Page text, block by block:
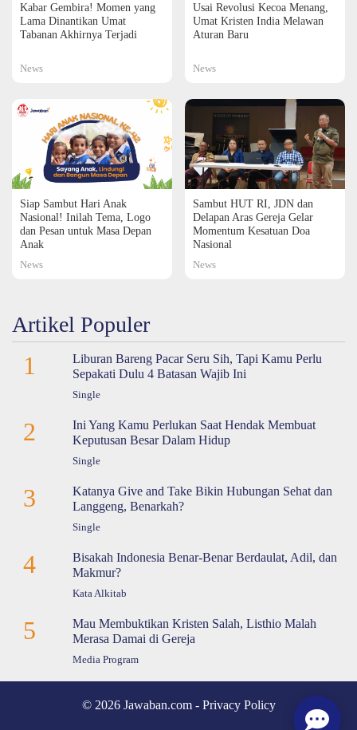
Kabar Gembira! Momen yang
Lama Dinantikan Umat
Tabanan Akhirnya Terjadi
News
Usai Revolusi Kecoa Menang,
Umat Kristen India Melawan
Aturan Baru
News
Siap Sambut Hari Anak
Nasional! Inilah Tema, Logo
dan Pesan untuk Masa Depan
Anak
News
Sambut HUT RI, JDN dan
Delapan Aras Gereja Gelar
Momentum Kesatuan Doa
Nasional
News
Artikel Populer
1
Liburan Bareng Pacar Seru Sih, Tapi Kamu Perlu
Sepakati Dulu 4 Batasan Wajib Ini
Single
2
Ini Yang Kamu Perlukan Saat Hendak Membuat
Keputusan Besar Dalam Hidup
Single
3
Katanya Give and Take Bikin Hubungan Sehat dan
Langgeng, Benarkah?
Single
4
Bisakah Indonesia Benar-Benar Berdaulat, Adil, dan
Makmur?
Kata Alkitab
5
Mau Membuktikan Kristen Salah, Listhio Malah
Merasa Damai di Gereja
Media Program
© 2026 Jawaban.com - Privacy Policy